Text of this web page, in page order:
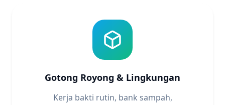
Gotong Royong & Lingkungan
Kerja bakti rutin, bank sampah,